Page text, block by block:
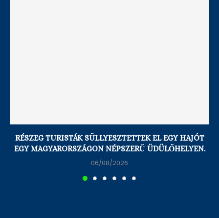
RÉSZEG TURISTÁK SÜLLYESZTETTEK EL EGY HAJÓT
EGY MAGYARORSZÁGON NÉPSZERŰ ÜDÜLŐHELYEN.
06/08/2026